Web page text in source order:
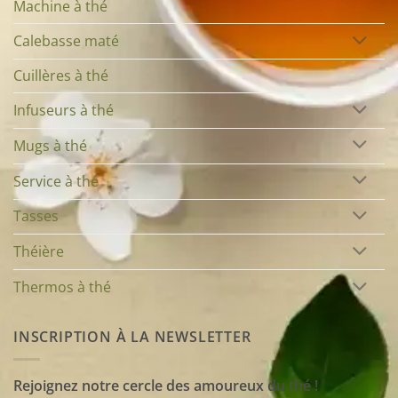
Machine à thé
Calebasse maté
Cuillères à thé
Infuseurs à thé
Mugs à thé
Service à thé
Tasses
Théière
Thermos à thé
INSCRIPTION À LA NEWSLETTER
Rejoignez notre cercle des amoureux du thé !